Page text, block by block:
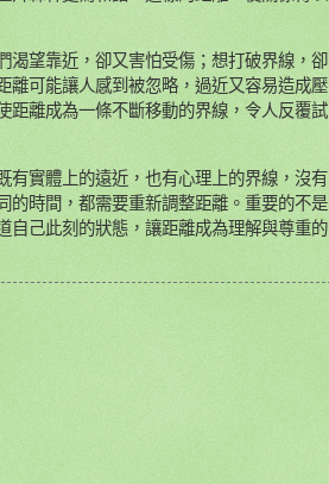
望靠近，卻又害怕受傷；想打破界線，卻
離可能讓人感到被忽略，過近又容易造成壓
距離成為一條不斷移動的界線，令人反覆試
實體上的遠近，也有心理上的界線，沒有
的時間，都需要重新調整距離。重要的不是
自己此刻的狀態，讓距離成為理解與尊重的